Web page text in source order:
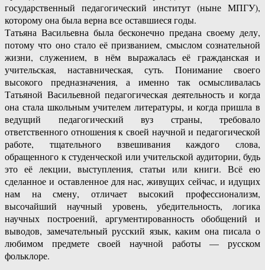
государственный педагогический институт (ныне МПГУ),
которому она была верна все оставшиеся годы.
Татьяна Васильевна была бесконечно предана своему делу,
потому что оно стало её призванием, смыслом сознательной
жизни, служением, в нём выражалась её гражданская и
учительская, наставническая, суть. Понимание своего
высокого предназначения, а именно так осмысливалась
Татьяной Васильевной педагогическая деятельность и когда
она стала школьным учителем литературы, и когда пришла в
ведущий педагогический вуз страны, требовало
ответственного отношения к своей научной и педагогической
работе, тщательного взвешивания каждого слова,
обращенного к студенческой или учительской аудитории, будь
это её лекции, выступления, статьи или книги. Всё ею
сделанное и оставленное для нас, живущих сейчас, и идущих
нам на смену, отличает высокий профессионализм,
высочайший научный уровень, убедительность, логика
научных построений, аргументированность обобщений и
выводов, замечательный русский язык, каким она писала о
любимом предмете своей научной работы — русском
фольклоре.